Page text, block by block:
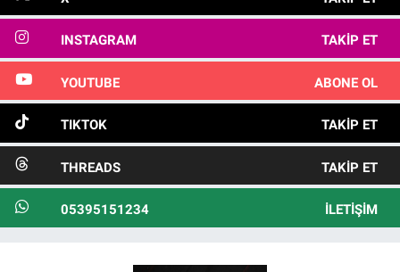
INSTAGRAM TAKIP ET
YOUTUBE ABONE OL
TIKTOK TAKIP ET
THREADS TAKIP ET
05395151234 İLETIŞIM